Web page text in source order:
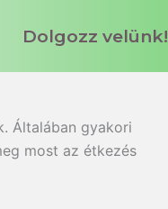
Dolgozz velünk!
Általában gyakori
most az étkezés